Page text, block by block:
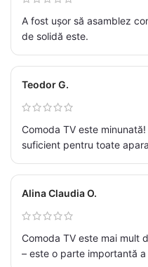
A fost ușor să asamblez
de solidă este.
Teodor G.
Comoda TV este
suficient pentru toate
Alina Claudia O.
Comoda TV este mai mult
– este o parte importantă